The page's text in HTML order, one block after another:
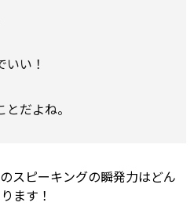
い！
だよね。
スピーキングの瞬発力はどん
ます！